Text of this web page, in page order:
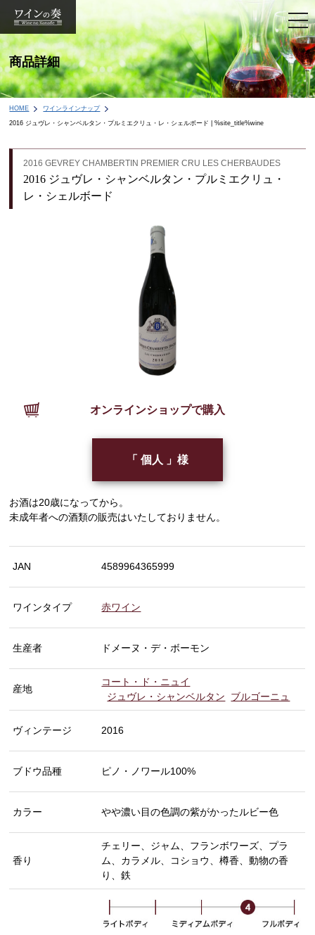
商品詳細
HOME ワインラインナップ
2016 ジュヴレ・シャンベルタン・プルミエクリュ・レ・シェルボード | %site_title%wine
2016 GEVREY CHAMBERTIN PREMIER CRU LES CHERBAUDES
2016 ジュヴレ・シャンベルタン・プルミエクリュ・
レ・シェルボード
オンラインショップで購入
「 個人 」様
お酒は20歳になってから。
未成年者への酒類の販売はいたしておりません。
JAN 4589964365999
ワインタイプ 赤ワイン
生産者 ドメーヌ・デ・ボーモン
産地
コート・ド・ニュイ
ジュヴレ・シャンベルタン
ブルゴーニュ
ヴィンテージ 2016
ブドウ品種 ピノ・ノワール100%
カラー やや濃い目の色調の紫がかったルビー色
香り
チェリー、ジャム、フランボワーズ、プラ
ム、カラメル、コショウ、樽香、動物の香
り、鉄